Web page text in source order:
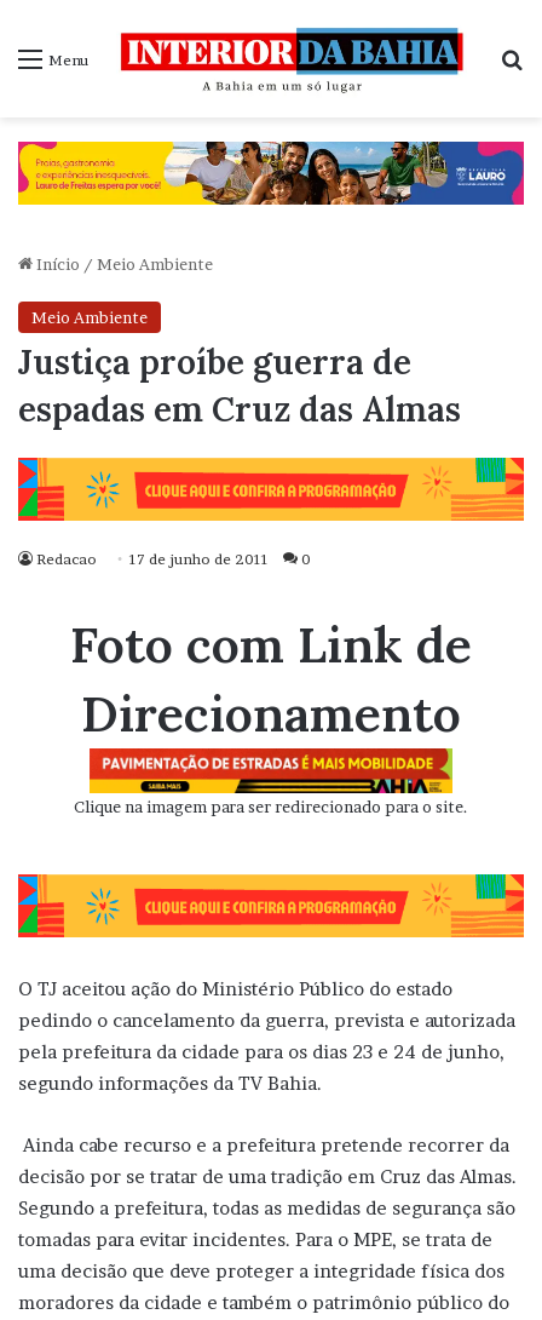
Menu
Início / Meio Ambiente
Meio Ambiente
Justiça proíbe guerra de
espadas em Cruz das Almas
Redacao 17 de junho de 2011 0
Foto com Link de
Direcionamento
Clique na imagem para ser redirecionado para o site.
O TJ aceitou ação do Ministério Público do estado
pedindo o cancelamento da guerra, prevista e autorizada
pela prefeitura da cidade para os dias 23 e 24 de junho,
segundo informações da TV Bahia.
Ainda cabe recurso e a prefeitura pretende recorrer da
decisão por se tratar de uma tradição em Cruz das Almas.
Segundo a prefeitura, todas as medidas de segurança são
tomadas para evitar incidentes. Para o MPE, se trata de
uma decisão que deve proteger a integridade física dos
moradores da cidade e também o patrimônio público do